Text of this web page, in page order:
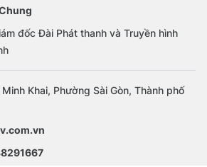
đốc Đài Phát thanh và Truyền hình
Khai, Phường Sài Gòn, Thành phố